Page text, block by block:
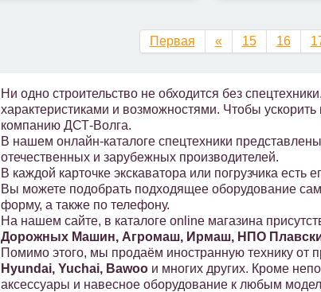
Первая « 15 16
Ни одно строительство не обходится без
характеристиками и возможностями. Чтобы
компанию ДСТ-Волга.
В нашем онлайн-каталоге спецтехники
отечественных и зарубежных производителей.
В каждой карточке экскаватора или погрузчика
Вы можете подобрать подходящее оборудование
форму, а также по телефону.
На нашем сайте, в каталоге online магазина
Дорожных Машин, Агромаш, Ирмаш, НПО
Помимо этого, мы продаём иностранную технику от
Hyundai, Yuchai, Bawoo и многих других. Кроме
аксессуары и навесное оборудование к любым